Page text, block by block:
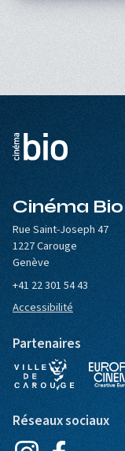
Cinéma Bio
Rue Saint-Joseph 47
1227 Carouge
Genève
+41 22 301 54 43
Accessibilité
Partenaires
Réseaux sociaux